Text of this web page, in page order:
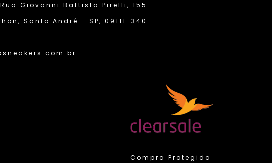
Rua Giovanni Battista Pirelli, 155
Santo André - SP, 09111-340
Compra Protegida